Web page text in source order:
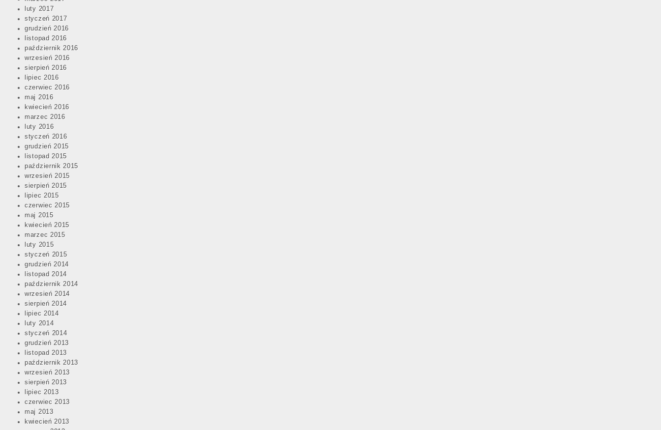
luty 2017
styczeń 2017
grudzień 2016
listopad 2016
październik 2016
wrzesień 2016
sierpień 2016
lipiec 2016
czerwiec 2016
maj 2016
kwiecień 2016
marzec 2016
luty 2016
styczeń 2016
grudzień 2015
listopad 2015
październik 2015
wrzesień 2015
sierpień 2015
lipiec 2015
czerwiec 2015
maj 2015
kwiecień 2015
marzec 2015
luty 2015
styczeń 2015
grudzień 2014
listopad 2014
październik 2014
wrzesień 2014
sierpień 2014
lipiec 2014
luty 2014
styczeń 2014
grudzień 2013
listopad 2013
październik 2013
wrzesień 2013
sierpień 2013
lipiec 2013
czerwiec 2013
maj 2013
kwiecień 2013